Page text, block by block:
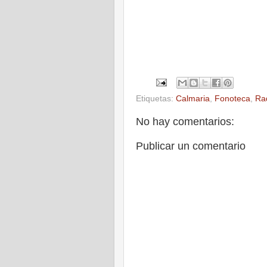
Etiquetas: Calmaria Fonoteca
No hay comentarios:
Publicar un comentario